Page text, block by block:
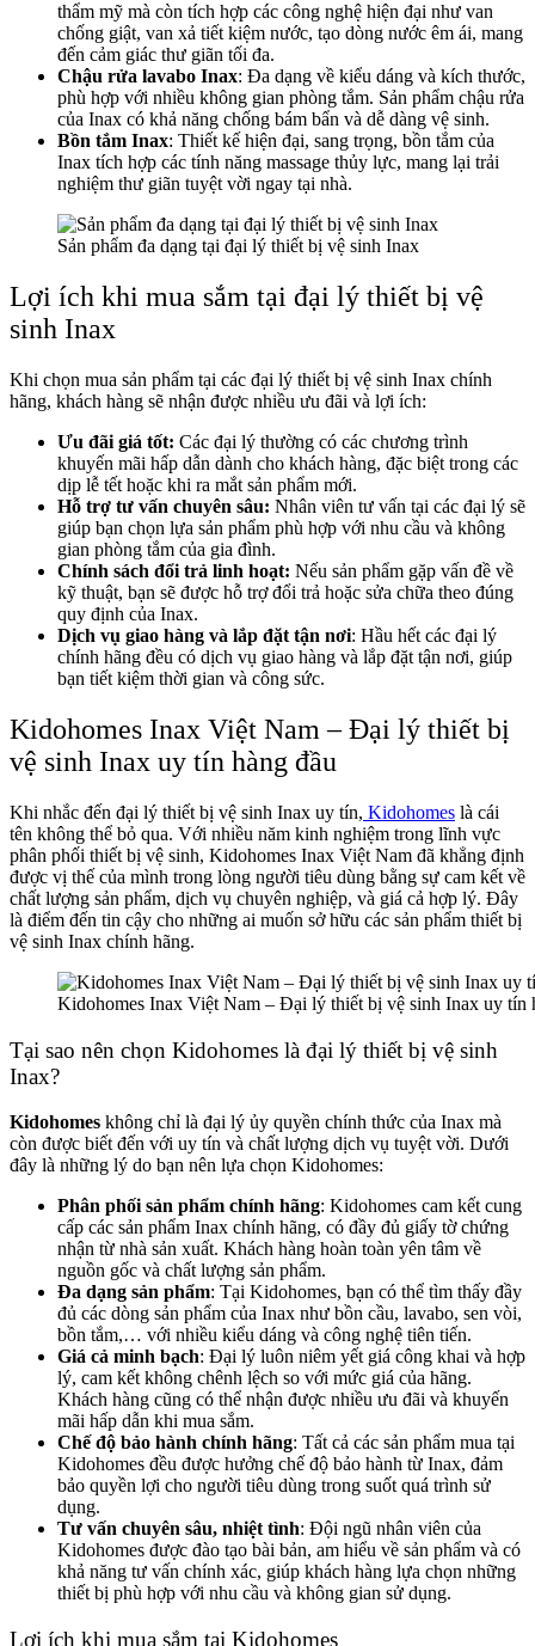
thẩm mỹ mà còn tích hợp các công nghệ hiện đại như van
chống giật, van xả tiết kiệm nước, tạo dòng nước êm ái, mang
đến cảm giác thư giãn tối đa.
Chậu rửa lavabo Inax: Đa dạng về kiểu dáng và kích thước,
phù hợp với nhiều không gian phòng tắm. Sản phẩm chậu rửa
của Inax có khả năng chống bám bẩn và dễ dàng vệ sinh.
Bồn tắm Inax: Thiết kế hiện đại, sang trọng, bồn tắm của
Inax tích hợp các tính năng massage thủy lực, mang lại trải
nghiệm thư giãn tuyệt vời ngay tại nhà.
Sản phẩm đa dạng tại đại lý thiết bị vệ sinh Inax
Lợi ích khi mua sắm tại đại lý thiết bị vệ
sinh Inax
Khi chọn mua sản phẩm tại các đại lý thiết bị vệ sinh Inax chính
hãng, khách hàng sẽ nhận được nhiều ưu đãi và lợi ích:
Ưu đãi giá tốt: Các đại lý thường có các chương trình
khuyến mãi hấp dẫn dành cho khách hàng, đặc biệt trong các
dịp lễ tết hoặc khi ra mắt sản phẩm mới.
Hỗ trợ tư vấn chuyên sâu: Nhân viên tư vấn tại các đại lý sẽ
giúp bạn chọn lựa sản phẩm phù hợp với nhu cầu và không
gian phòng tắm của gia đình.
Chính sách đổi trả linh hoạt: Nếu sản phẩm gặp vấn đề về
kỹ thuật, bạn sẽ được hỗ trợ đổi trả hoặc sửa chữa theo đúng
quy định của Inax.
Dịch vụ giao hàng và lắp đặt tận nơi: Hầu hết các đại lý
chính hãng đều có dịch vụ giao hàng và lắp đặt tận nơi, giúp
bạn tiết kiệm thời gian và công sức.
Kidohomes Inax Việt Nam – Đại lý thiết bị
vệ sinh Inax uy tín hàng đầu
Khi nhắc đến đại lý thiết bị vệ sinh Inax uy tín, Kidohomes là cái
tên không thể bỏ qua. Với nhiều năm kinh nghiệm trong lĩnh vực
phân phối thiết bị vệ sinh, Kidohomes Inax Việt Nam đã khẳng định
được vị thế của mình trong lòng người tiêu dùng bằng sự cam kết về
chất lượng sản phẩm, dịch vụ chuyên nghiệp, và giá cả hợp lý. Đây
là điểm đến tin cậy cho những ai muốn sở hữu các sản phẩm thiết bị
vệ sinh Inax chính hãng.
Kidohomes Inax Việt Nam – Đại lý thiết bị vệ sinh Inax uy tín
Tại sao nên chọn Kidohomes là đại lý thiết bị vệ sinh
Inax?
Kidohomes không chỉ là đại lý ủy quyền chính thức của Inax mà
còn được biết đến với uy tín và chất lượng dịch vụ tuyệt vời. Dưới
đây là những lý do bạn nên lựa chọn Kidohomes:
Phân phối sản phẩm chính hãng: Kidohomes cam kết cung
cấp các sản phẩm Inax chính hãng, có đầy đủ giấy tờ chứng
nhận từ nhà sản xuất. Khách hàng hoàn toàn yên tâm về
nguồn gốc và chất lượng sản phẩm.
Đa dạng sản phẩm: Tại Kidohomes, bạn có thể tìm thấy đầy
đủ các dòng sản phẩm của Inax như bồn cầu, lavabo, sen vòi,
bồn tắm,… với nhiều kiểu dáng và công nghệ tiên tiến.
Giá cả minh bạch: Đại lý luôn niêm yết giá công khai và hợp
lý, cam kết không chênh lệch so với mức giá của hãng.
Khách hàng cũng có thể nhận được nhiều ưu đãi và khuyến
mãi hấp dẫn khi mua sắm.
Chế độ bảo hành chính hãng: Tất cả các sản phẩm mua tại
Kidohomes đều được hưởng chế độ bảo hành từ Inax, đảm
bảo quyền lợi cho người tiêu dùng trong suốt quá trình sử
dụng.
Tư vấn chuyên sâu, nhiệt tình: Đội ngũ nhân viên của
Kidohomes được đào tạo bài bản, am hiểu về sản phẩm và có
khả năng tư vấn chính xác, giúp khách hàng lựa chọn những
thiết bị phù hợp với nhu cầu và không gian sử dụng.
Lợi ích khi mua sắm tại Kidohomes